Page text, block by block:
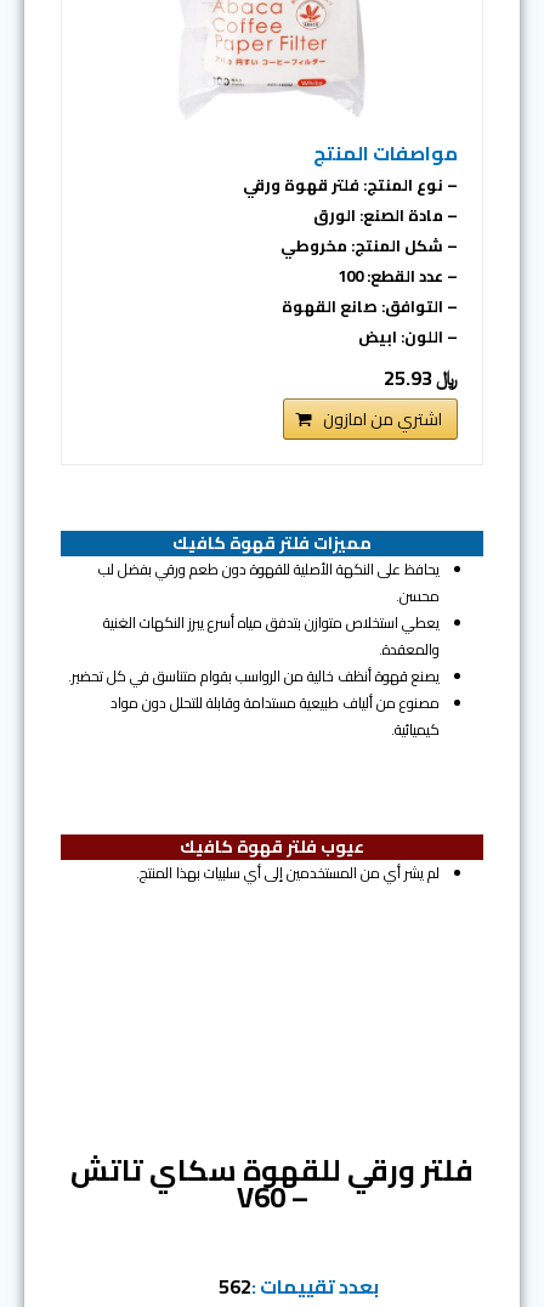
مواصفات المنتج
– نوع المنتج: فلتر قهوة ورقي
– مادة الصنع: الورق
– شكل المنتج: مخروطي
– عدد القطع: 100
– التوافق: صانع القهوة
– اللون: ابيض
﷼ 25.93
اشتري من امازون
مميزات فلتر قهوة كافيك
يحافظ على النكهة الأصلية للقهوة دون طعم ورقي بفضل لب
محسن.
يعطي استخلاص متوازن بتدفق مياه أسرع يبرز النكهات الغنية
والمعقدة.
يصنع قهوة أنظف خالية من الرواسب بقوام متناسق في كل تحضير.
مصنوع من ألياف طبيعية مستدامة وقابلة للتحلل دون مواد
كيميائية.
عيوب فلتر قهوة كافيك
لم يشر أي من المستخدمين إلى أي سلبيات بهذا المنتج.
فلتر ورقي للقهوة سكاي تاتش
– V60
بعدد تقييمات :562